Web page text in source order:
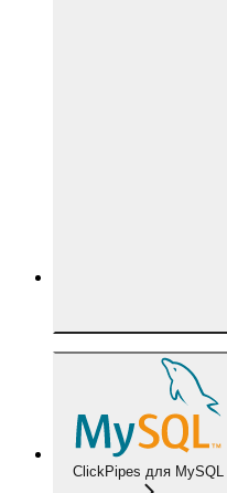
ClickPipes для MySQL